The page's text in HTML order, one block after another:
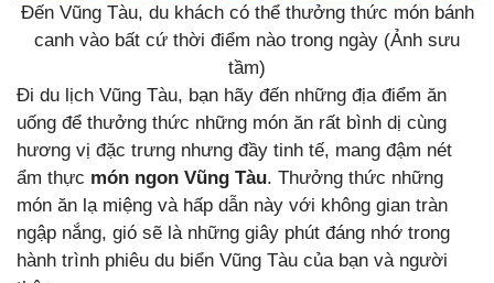
Đến Vũng Tàu, du khách có thể thưởng thức món bánh
canh vào bất cứ thời điểm nào trong ngày (Ảnh sưu
tầm)
Đi du lịch Vũng Tàu, bạn hãy đến những địa điểm ăn
uống để thưởng thức những món ăn rất bình dị cùng
hương vị đặc trưng nhưng đầy tinh tế, mang đậm nét
ẩm thực món ngon Vũng Tàu. Thưởng thức những
món ăn lạ miệng và hấp dẫn này với không gian tràn
ngập nắng, gió sẽ là những giây phút đáng nhớ trong
hành trình phiêu du biển Vũng Tàu của bạn và người